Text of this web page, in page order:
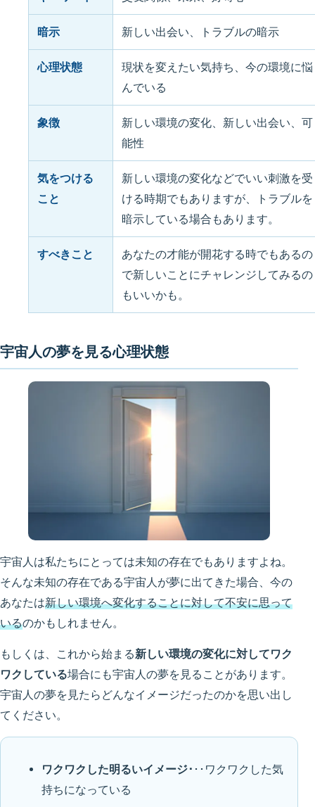
暗示 新しい出会い、トラブルの暗示
心理状態
現状を変えたい気持ち、今の環境に悩
んでいる
象徴
新しい環境の変化、新しい出会い、可
能性
気をつける
こと
新しい環境の変化などでいい刺激を受
ける時期でもありますが、トラブルを
暗示している場合もあります。
すべきこと
あなたの才能が開花する時でもあるの
で新しいことにチャレンジしてみるの
もいいかも。
宇宙人の夢を見る心理状態
宇宙人は私たちにとっては未知の存在でもありますよね。
そんな未知の存在である宇宙人が夢に出てきた場合、今の
あなたは新しい環境へ変化することに対して不安に思って
いるのかもしれません。
もしくは、これから始まる新しい環境の変化に対してワク
ワクしている場合にも宇宙人の夢を見ることがあります。
宇宙人の夢を見たらどんなイメージだったのかを思い出し
てください。
ワクワクした明るいイメージ･ ･･ワクワクした気
持ちになっている